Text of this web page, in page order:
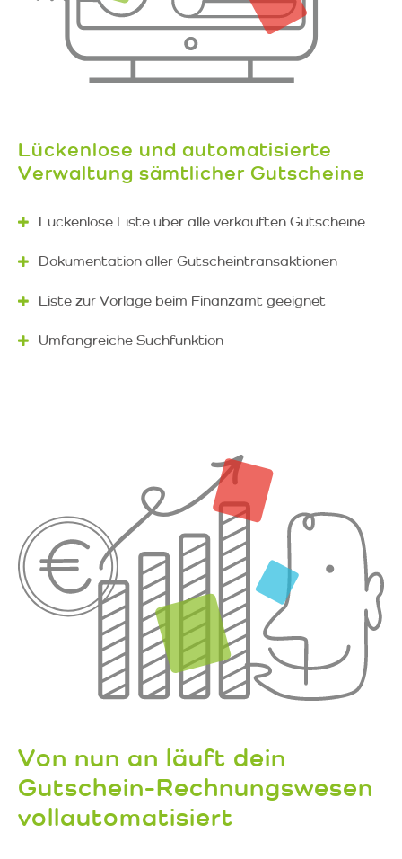
Lückenlose und automatisierte
Verwaltung sämtlicher Gutscheine
Lückenlose Liste über alle verkauften Gutscheine
Dokumentation aller Gutscheintransaktionen
Liste zur Vorlage beim Finanzamt geeignet
Umfangreiche Suchfunktion
Von nun an läuft dein
Gutschein-Rechnungswesen
vollautomatisiert